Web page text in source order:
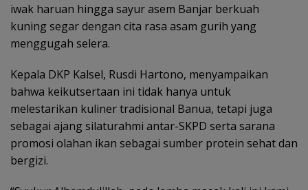
iwak haruan hingga sayur asem Banjar berkuah
kuning segar dengan cita rasa asam gurih yang
menggugah selera.
Kepala DKP Kalsel, Rusdi Hartono, menyampaikan
bahwa keikutsertaan ini tidak hanya untuk
melestarikan kuliner tradisional Banua, tetapi juga
sebagai ajang silaturahmi antar-SKPD serta sarana
promosi olahan ikan sebagai sumber protein sehat dan
bergizi.